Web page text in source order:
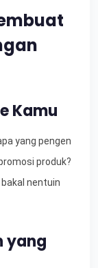
Kamu
yang pengen
produk?
nentuin
yang